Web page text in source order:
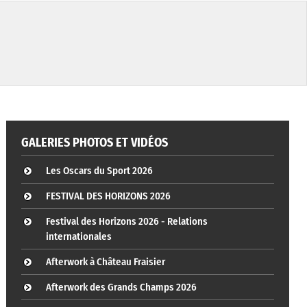
GALERIES PHOTOS ET VIDÉOS
Les Oscars du Sport 2026
FESTIVAL DES HORIZONS 2026
Festival des Horizons 2026 - Relations
internationales
Afterwork à Château Fraisier
Afterwork des Grands Champs 2026